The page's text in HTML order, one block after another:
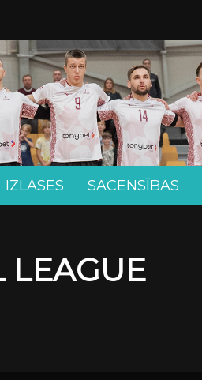
IZLASES SACENSĪBAS
LEAGUE